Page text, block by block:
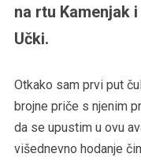
na rtu Kamenjak
Učki.
Otkako sam prvi put
brojne priče s njenim
da se upustim u ovu
višednevno hodanje